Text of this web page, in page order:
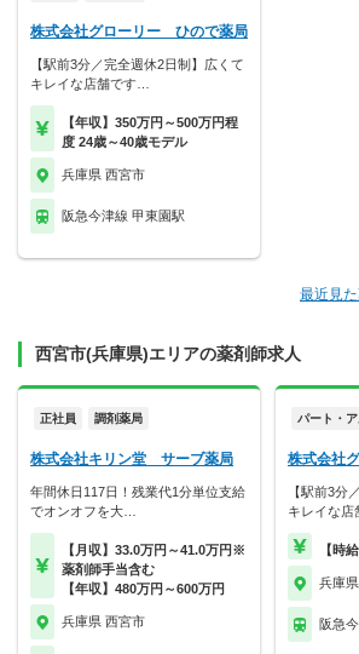
株式会社グローリー ひので薬局
【駅前3分／完全週休2日制】広くて
キレイな店舗です…
【年収】350万円～500万円程
度 24歳～40歳モデル
兵庫県 西宮市
阪急今津線 甲東園駅
最近見
西宮市(兵庫県)エリアの薬剤師求人
正社員 調剤薬局
株式会社キリン堂 サーブ薬局
年間休日117日！残業代1分単位支給
でオンオフを大…
【月収】33.0万円～41.0万円※
薬剤師手当含む
【年収】480万円～600万円
兵庫県 西宮市
パート・
株式会社
【駅前3分
キレイな
【時
兵庫
阪急